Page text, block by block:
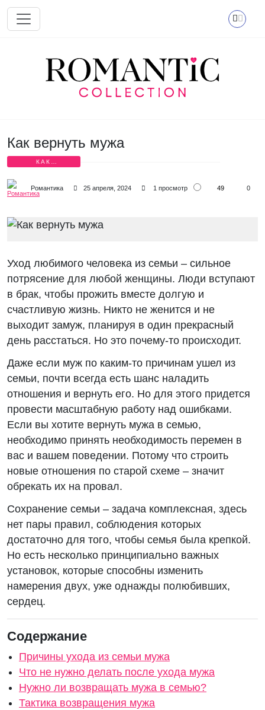
Перейти к основному содержанию
Как вернуть мужа
КАК
Романтика 25 апреля, 2024 1 просмотр 49 0
Уход любимого человека из семьи – сильное
потрясение для любой женщины. Люди вступают
в брак, чтобы прожить вместе долгую и
счастливую жизнь. Никто не женится и не
выходит замуж, планируя в один прекрасный
день расстаться. Но это почему-то происходит.
Даже если муж по каким-то причинам ушел из
семьи, почти всегда есть шанс наладить
отношения и вернуть его. Но для этого придется
провести масштабную работу над ошибками.
Если вы хотите вернуть мужа в семью,
необходимо принять необходимость перемен в
вас и вашем поведении. Потому что строить
новые отношения по старой схеме – значит
обрекать их на провал.
Сохранение семьи – задача комплексная, здесь
нет пары правил, соблюдения которых
достаточно для того, чтобы семья была крепкой.
Но есть несколько принципиально важных
установок, которые способны изменить
намерения двух, уже однажды полюбивших,
сердец.
Содержание
Причины ухода из семьи мужа
Что не нужно делать после ухода мужа
Нужно ли возвращать мужа в семью?
Тактика возвращения мужа